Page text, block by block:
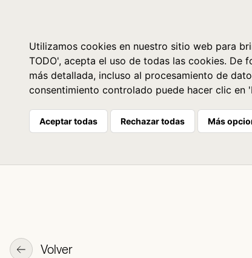
Utilizamos cookies en nuestro sitio web para
TODO', acepta el uso de todas las cookies. De
más detallada, incluso al procesamiento de
consentimiento controlado puede hacer clic en
Aceptar todas Rechazar todas Más
Volver